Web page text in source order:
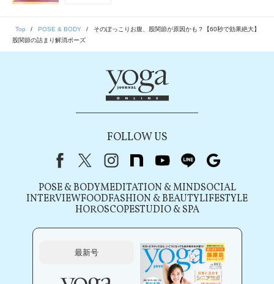
Top POSE & BODY
そのぽっこりお腹、股関節が原因かも？【60秒で効果絶大】
股関節の詰まり解消ポーズ
FOLLOW US
FacebookX（旧Twitter）
instagram
note youtubeline
POSE & BODYMEDITATION & MINDSOCIAL
INTERVIEWFOODFASHION & BEAUTYLIFESTYLE
HOROSCOPESTUDIO & SPA
最新号